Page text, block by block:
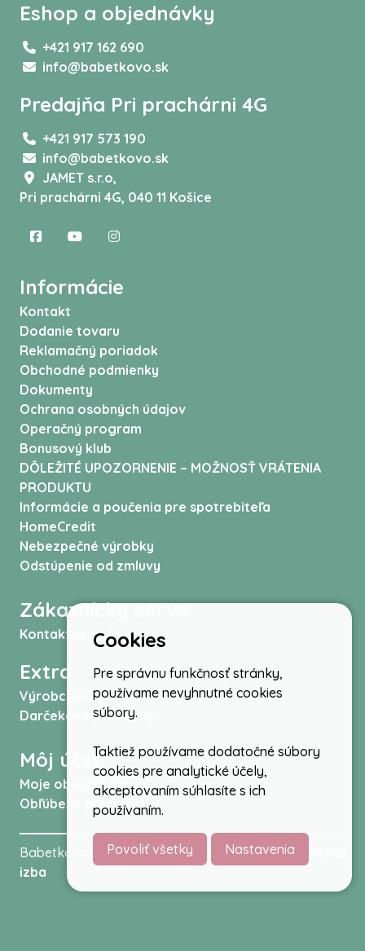
Eshop a objednávky
+421 917 162 690
info@babetkovo.sk
Predajňa Pri prachárni 4G
+421 917 573 190
info@babetkovo.sk
JAMET s.r.o,
Pri prachárni 4G, 040 11 Košice
Informácie
Kontakt
Dodanie tovaru
Reklamačný poriadok
Obchodné podmienky
Dokumenty
Ochrana osobných údajov
Operačný program
Bonusový klub
DÔLEŽITÉ UPOZORNENIE – MOŽNOSŤ VRÁTENIA
PRODUKTU
Informácie a poučenia pre spotrebiteľa
HomeCredit
Nebezpečné výrobky
Odstúpenie od zmluvy
Zákaznícky servis
Kontaktujte nás
Extra
Výrobcovia
Darčekové poukážky
Môj účet
Moje objednávky
Obľúbené produkty
Babetkovo.sk © 2026 -Kočíky autosedačky,
izba
Cookies
Pre správnu funkčnosť stránky,
používame nevyhnutné cookies
súbory.
Taktiež používame dodatočné súbory
cookies pre analytické účely,
akceptovaním súhlasíte s ich
používaním.
Povoliť všetky Nastavenia